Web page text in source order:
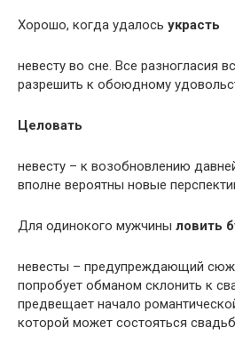
Хорошо, когда удалось украсть
невесту во сне. Все разногласия
разрешить к обоюдному
Целовать
невесту – к возобновлению
вполне вероятны новые
Для одинокого мужчины ловить
невесты – предупреждающий
попробует обманом склонить к
предвещает начало
которой может состояться